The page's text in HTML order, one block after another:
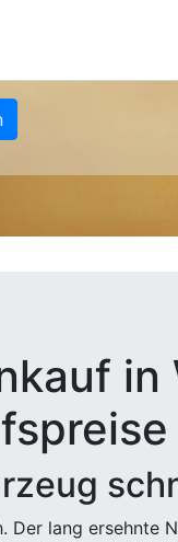
in
Der lang ersehnte